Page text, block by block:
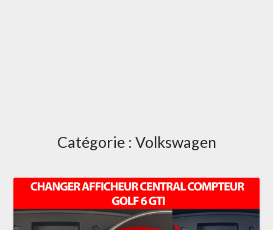
Catégorie : Volkswagen